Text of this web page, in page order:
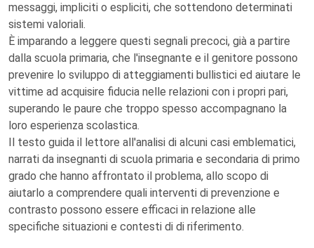
messaggi, impliciti o espliciti, che sottendono determinati
sistemi valoriali.
È imparando a leggere questi segnali precoci, già a partire
dalla scuola primaria, che l'insegnante e il genitore possono
prevenire lo sviluppo di atteggiamenti bullistici ed aiutare le
vittime ad acquisire fiducia nelle relazioni con i propri pari,
superando le paure che troppo spesso accompagnano la
loro esperienza scolastica.
Il testo guida il lettore all'analisi di alcuni casi emblematici,
narrati da insegnanti di scuola primaria e secondaria di primo
grado che hanno affrontato il problema, allo scopo di
aiutarlo a comprendere quali interventi di prevenzione e
contrasto possono essere efficaci in relazione alle
specifiche situazioni e contesti di di riferimento.